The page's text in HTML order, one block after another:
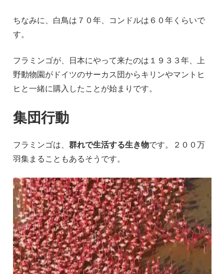
ちなみに、白鳥は７０年、コンドルは６０年くらいで
す。
フラミンゴが、日本にやって来たのは１９３３年、上
野動物園がドイツのサーカス団からキリンやマントヒ
ヒと一緒に購入したことが始まりです。
集団行動
フラミンゴは、 群れで生活する生き物です。２００万
羽集まることもあるそうです。